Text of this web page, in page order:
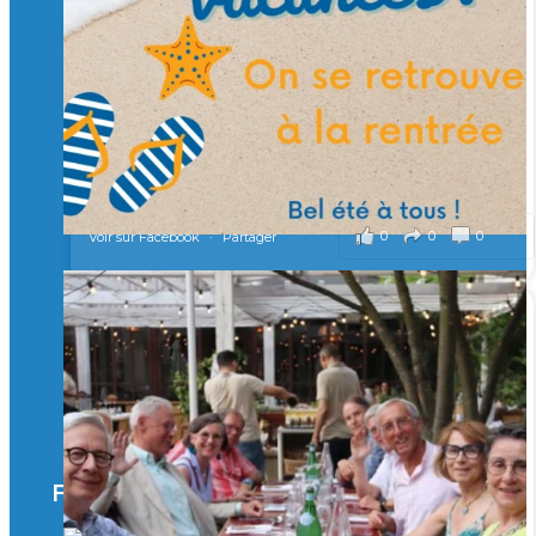
Merci à tous !
🎯 Taxe d’apprentissage 2026 : avec l'Isep, investissez pour
un numérique au service de l'humain !
À l’Isep, nous formons des ingénieurs, des bachelors, des
Mastères Spécialisés, qui allient excellence technologique et
valeurs humaines, au cœur de notre pro
...Voir plus
il y a 2 mois
0 0 0
Voir sur Facebook · Partager
🚀Afterwork à Genève 🚀
🥳 Le 22 avril dernier, 14 Alumni vivant / travaillant
en Suisse ont partagé un moment convivial de
retrouvailles et d'échanges !
Merci à tous pour votre présence et à Alexandre
CHEA pour l'organisation !
il y a 3 mois
Facebook